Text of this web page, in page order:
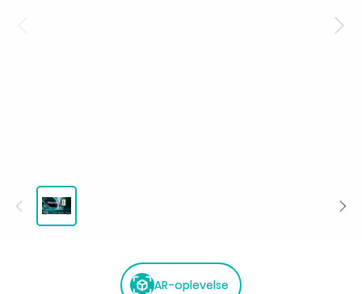
AR-oplevelse